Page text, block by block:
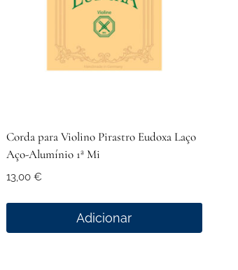
Corda para Violino Pirastro Eudoxa Laço
Aço-Alumínio 1ª Mi
13,00 €
Adicionar